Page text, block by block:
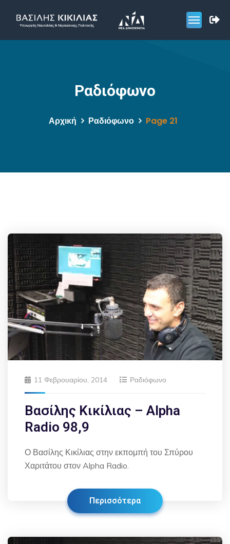
Ραδιόφωνο
Αρχική Ραδιόφωνο Page 21
11 Φεβρουαρίου, 2014 Ραδιόφωνο
Βασίλης Κικίλιας – Alpha
Radio 98,9
Ο Βασίλης Κικίλιας στην εκπομπή του Σπύρου
Χαριτάτου στον Alpha Radio.
Περισσότερα